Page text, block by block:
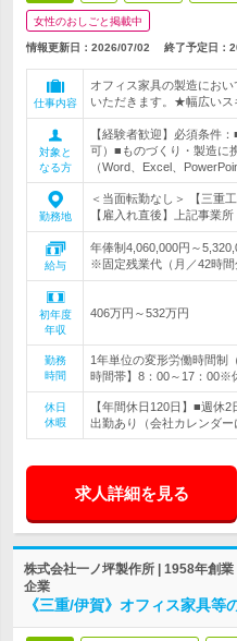
女性のおしごと掲載中
情報更新日：2026/07/02 終了予定日：
仕事内容
オフィス家具の製造にお
いただきます。★幅広いス
対象と
なる方
【経験者歓迎】必須条件
可）■ものづくり・製造に
（Word、Excel、
勤務地
＜当面転勤なし＞ 【三重
【雇入れ直後】上記事業
給与
年俸制4,060,000円～
※固定残業代（月／42時間
初年度
年収
406万円～532万円
勤務
時間
1年単位の変形労働時間制
時間帯】8：00～17：00※
休日
休暇
【年間休日120日】■週休
出勤あり（会社カレンダー
求人詳細を見る
株式会社一ノ坪製作所 | 1958年創
企業
《三重/伊賀》オフィス家具等